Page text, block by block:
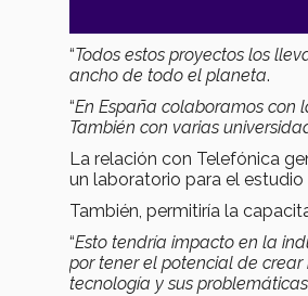
“Todos estos proyectos los
ancho de todo el planeta.
“En España colaboramos con
También con varias
La relación con Telefónica
un laboratorio para el
También, permitiría la
“Esto tendría impacto en la
por tener el potencial de
tecnología y sus